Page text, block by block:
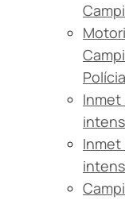
Inmet
Inmet